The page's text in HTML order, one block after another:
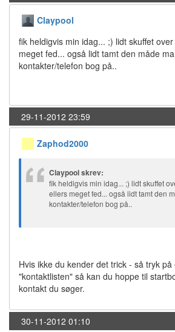
Claypool
fik heldigvis min idag... ;) lidt skuffet
meget fed... også lidt tamt den måde
kontakter/telefon bog på..
29-11-2012 23:59
Zaphod2000
Claypool skrev:
fik heldigvis min idag... ;) lidt skuffet
ellers meget fed... også lidt tamt den
kontakter/telefon bog på..
Hvis ikke du kender det trick - så tryk
"kontaktlisten" så kan du hoppe til
kontakt du søger.
30-11-2012 01:10